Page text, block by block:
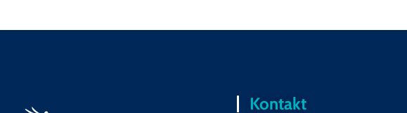
Kontakt